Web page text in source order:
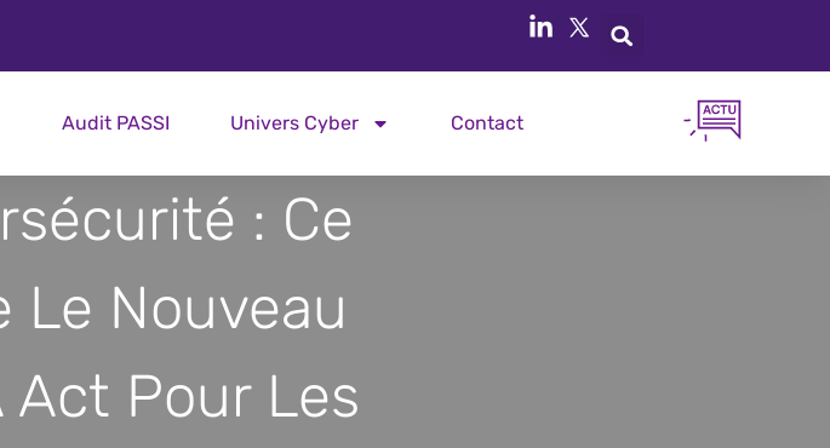
Audit PASSI Univers Cyber Contact
: Ce
Le Nouveau
Act Pour Les